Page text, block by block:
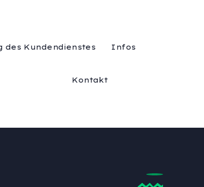
des Kundendienstes Infos
Kontakt